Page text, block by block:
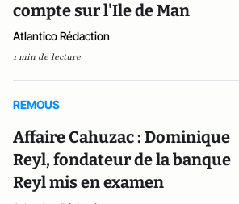
compte sur l'Ile de Man
Atlantico Rédaction
1 min de lecture
REMOUS
Affaire Cahuzac : Dominique
Reyl, fondateur de la banque
Reyl mis en examen